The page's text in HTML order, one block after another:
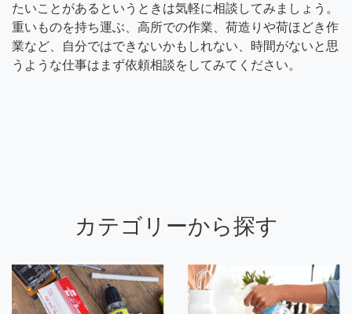
たいことがあるというときは気軽に相談してみましょう。
重いものを持ち運ぶ、高所での作業、荷造りや荷ほどき作
業など、自分ではできないかもしれない、時間がないと思
うような仕事はまず依頼相談をしてみてください。
カテゴリーから探す